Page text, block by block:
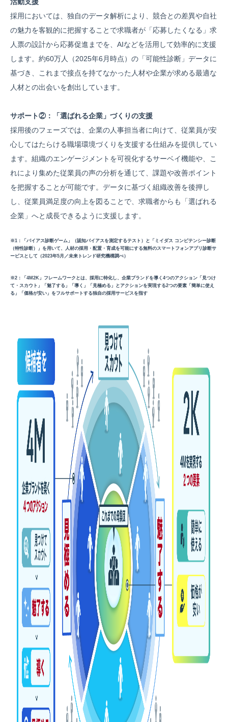
採用においては、独自のデータ解析により、競合との差異や自社
の魅力を客観的に把握することで求職者が「応募したくなる」求
人票の設計から応募促進までを、AIなどを活用して効率的に支援
します。約60万人（2025年6月時点）の「可能性診断」データに
基づき、これまで接点を持てなかった人材や企業が求める最適な
人材との出会いを創出しています。
サポート②：「選ばれる企業」づくりの支援
採用後のフェーズでは、企業の人事担当者に向けて、従業員が安
心してはたらける職場環境づくりを支援する仕組みを提供してい
ます。組織のエンゲージメントを可視化するサーベイ機能や、こ
れにより集めた従業員の声の分析を通じて、課題や改善ポイント
を把握することが可能です。データに基づく組織改善を後押し
し、従業員満足度の向上を図ることで、求職者からも「選ばれる
企業」へと成長できるように支援します。
※1：「バイアス診断ゲーム」（認知バイアスを測定するテスト）と「ミイダス コンピテンシー診断
（特性診断）」を用いて、人材の採用・配置・育成を可能にする無料のスマートフォンアプリ診断サ
ービスとして（2023年5月／未来トレンド研究機構調べ）
※2：「4M2K」フレームワークとは、採用に特化し、企業ブランドを導く4つのアクション「見つけ
て・スカウト」「魅了する」「導く」「見極める」とアクションを実現する2つの要素「簡単に使え
る」「価格が安い」をフルサポートする独自の採用サービスを指す